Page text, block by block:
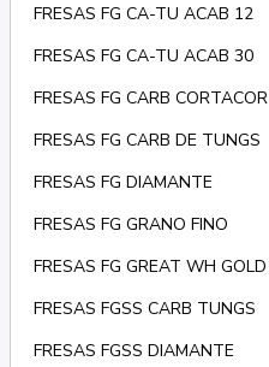
FRESAS FG CA-TU ACAB 12
FRESAS FG CA-TU ACAB 30
FRESAS FG CARB CORTACOR
FRESAS FG CARB DE TUNGS
FRESAS FG DIAMANTE
FRESAS FG GRANO FINO
FRESAS FG GREAT WH GOLD
FRESAS FGSS CARB TUNGS
FRESAS FGSS DIAMANTE